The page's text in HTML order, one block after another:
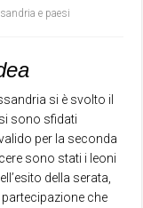
e paesi
si è svolto il
sono sfidati
per la seconda
sono stati i leoni
della serata,
che